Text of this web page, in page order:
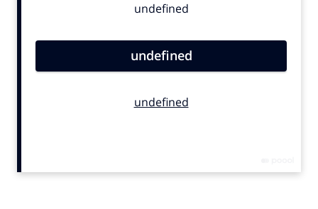
Contentmarketing